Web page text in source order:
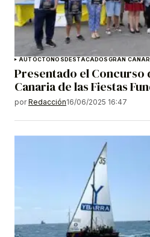
AUTÓCTONOSDESTACADOSGRAN
Presentado el Concurso
Canaria de las Fiestas
por Redacción16/06/2025 16:47